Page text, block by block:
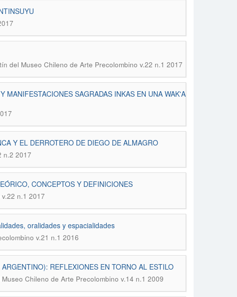
del Museo Chileno de Arte Precolombino v.22 n.1 2017
SAGRADAS INKAS EN UNA WAK'A
Y EL DERROTERO DE DIEGO DE ALMAGRO
n.2 2017
CONCEPTOS Y DEFINICIONES
n.1 2017
oralidades y espacialidades
v.21 n.1 2016
REFLEXIONES EN TORNO AL ESTILO
Chileno de Arte Precolombino v.14 n.1 2009